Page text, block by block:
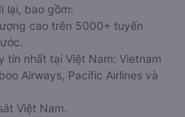
lại, bao gồm:
cao trên 5000+ tuyến
tín nhất tại Việt Nam: Vietnam
Airways, Pacific Airlines và
Việt Nam.